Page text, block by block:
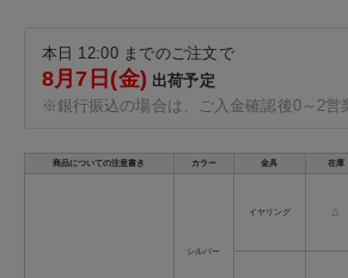
本日 12:00 までのご注文で
8月7日(金)出荷予定
※銀行振込の場合は、ご入金確認後0～2営
商品についての注意書き カラー 金具 在庫
シルバー
イヤリング △